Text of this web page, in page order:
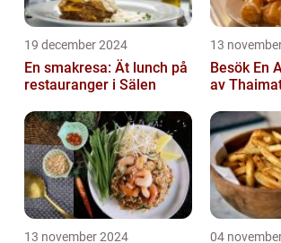
19 december 2024
En smakresa: Ät lunch på
restauranger i Sälen
13
Besök En
av
13 november 2024 04